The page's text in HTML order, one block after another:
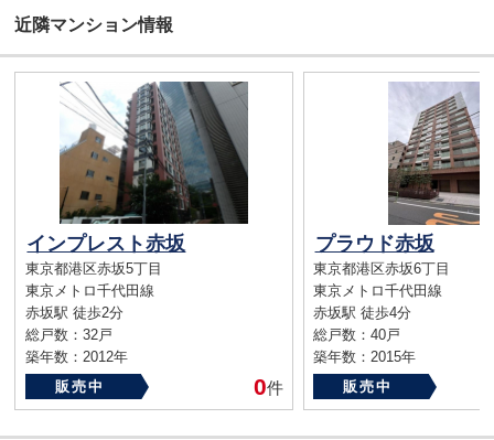
近隣マンション情報
インプレスト赤坂
東京都港区赤坂5丁目
東京メトロ千代田線
赤坂駅 徒歩2分
総戸数：32戸
築年数：2012年
販売中
0件
プラウド赤坂
東京都港区赤坂6丁目
東京メトロ千代田線
赤坂駅 徒歩4分
総戸数：40戸
築年数：2015年
販売中